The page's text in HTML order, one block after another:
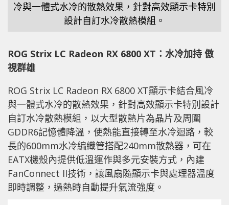
冷與一體式水冷的散熱效果，針對高效顯示卡特別
設計自訂水冷散熱模組。
ROG Strix LC Radeon RX 6800 XT ：水冷加持 傲
視群雄
ROG Strix LC Radeon RX 6800 XT顯示卡結合風冷
與一體式水冷的散熱效果，針對高效顯示卡特別設計
自訂水冷散熱模組，以大型散熱片為晶片及周圍
GDDR6記憶體降溫，使熱能直接轉至水冷迴路，較
長的600mm水冷編織管搭配240mm散熱器，可在
EATX機殼內提供低溫運作與多元安裝方式，內建
FanConnect II技術，讓風扇隨顯示卡與處理器溫度
即時調整，過熱時自動提升氣流強度。